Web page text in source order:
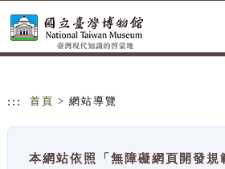
::: 首頁 > 網站導覽
本網站依照「無障礙網頁開發規